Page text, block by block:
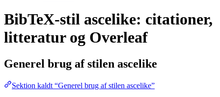
BibTeX-stil ascelike: citationer,
litteratur og Overleaf
Generel brug af stilen ascelike
Sektion kaldt “Generel brug af stilen ascelike”